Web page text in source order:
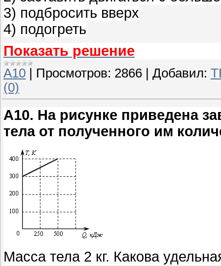
3) подбросить вверх
4) подогреть
Показать решение
A10 Просмотров: 2866 Добавил:
(0)
A10. На рисунке приведена
тела от полученного им
Масса тела 2 кг. Какова